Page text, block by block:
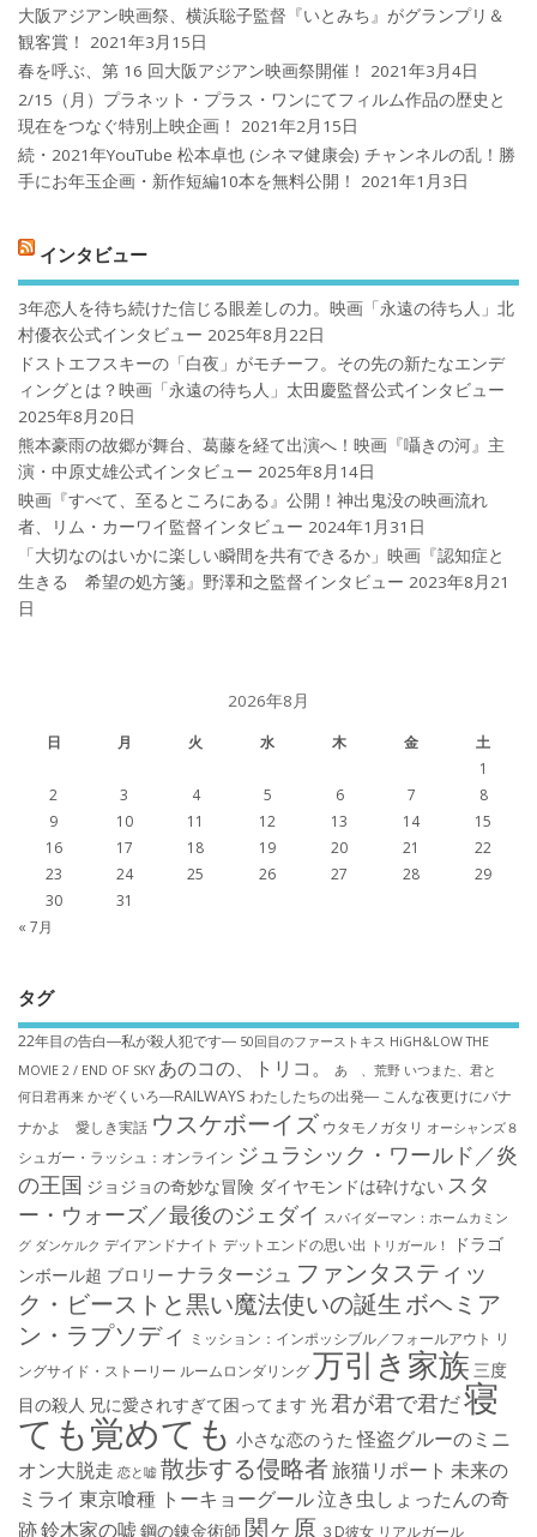
大阪アジアン映画祭、横浜聡子監督『いとみち』がグランプリ＆
観客賞！
2021年3月15日
春を呼ぶ、第 16 回大阪アジアン映画祭開催！
2021年3月4日
2/15（月）プラネット・プラス・ワンにてフィルム作品の歴史と
現在をつなぐ特別上映企画！
2021年2月15日
続・2021年YouTube 松本卓也 (シネマ健康会) チャンネルの乱！勝
手にお年玉企画・新作短編10本を無料公開！
2021年1月3日
インタビュー
3年恋人を待ち続けた信じる眼差しの力。映画「永遠の待ち人」北
村優衣公式インタビュー 2025年8月22日
ドストエフスキーの「白夜」がモチーフ。その先の新たなエンデ
ィングとは？映画「永遠の待ち人」太田慶監督公式インタビュー
2025年8月20日
熊本豪雨の故郷が舞台、葛藤を経て出演へ！映画『囁きの河』主
演・中原丈雄公式インタビュー 2025年8月14日
映画『すべて、至るところにある』公開！神出鬼没の映画流れ
者、リム・カーワイ監督インタビュー 2024年1月31日
「大切なのはいかに楽しい瞬間を共有できるか」映画『認知症と
生きる 希望の処方箋』野澤和之監督インタビュー 2023年8月21
日
2026年8月
日 月 火 水 木 金
土
1
2
3 4 5 6 7
8
9
10 11 12 13 14
15
16
17 18 19 20 21
22
23
24 25 26 27 28
29
30
31
« 7月
タグ
22年目の告白―私が殺人犯です― 50回目のファーストキス HiGH&LOW THE
MOVIE 2 / END OF SKY あのコの、トリコ。 あゝ、荒野 いつまた、君と
何日君再来 かぞくいろ―RAILWAYS わたしたちの出発― こんな夜更けにバナ
ナかよ 愛しき実話 ウスケボーイズ ウタモノガタリ オーシャンズ８
シュガー・ラッシュ：オ​ンライン ジュラシック・ワールド／炎
の王国 ジョジョの奇妙な冒険 ダイヤモンドは砕けない スタ
ー・ウォーズ／最後のジェダイ スパイダーマン：ホームカミン
グ ダンケルク デイアンドナイト デットエンドの思い出 トリガール！
ドラゴ
ンボール超 ブロリー ナラタージュ ファンタスティッ
ク・ビーストと黒い魔法使いの誕生 ボヘミア
ン・ラプソディ ミッション：インポッシブル／フォールアウト リ
ングサイド・ストーリー ルームロンダリング万引き家族 三度
目の殺人 兄に愛されすぎて困ってます 光君が君で君だ寝
ても覚めても 小さな恋のうた 怪盗グルーのミニ
オン大脱走 恋と嘘 散歩する侵略者旅猫リポート 未来の
ミライ 東京喰種 トーキョーグール泣き虫しょったんの奇
跡鈴木家の嘘 鋼の錬金術師 関ヶ原 ３D彼女 リアルガール